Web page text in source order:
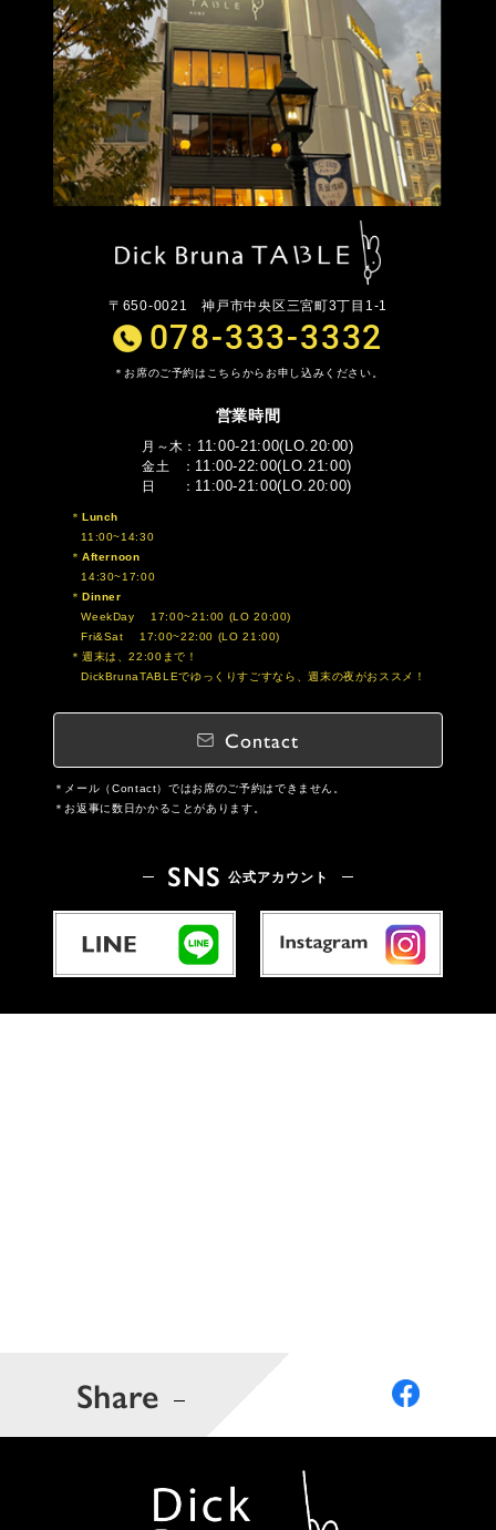
〒650-0021神戸市中央区三宮町3丁目1-1
078-333-3332
お席のご予約はこちらからお申し込みください。
営業時間
月～木 11:00-21:00(LO.20:00)
金土 11:00-22:00(LO.21:00)
日 11:00-21:00(LO.20:00)
Lunch
11:00~14:30
Afternoon
14:30~17:00
Dinner
WeekDay 17:00~21:00 (LO 20:00)
Fri&Sat 17:00~22:00 (LO 21:00)
週末は、22:00まで！
DickBrunaTABLEでゆっくりすごすなら、週末の夜がおススメ！
Contact
メール（Contact）ではお席のご予約はできません。
お返事に数日かかることがあります。
SNS 公式アカウント
Share